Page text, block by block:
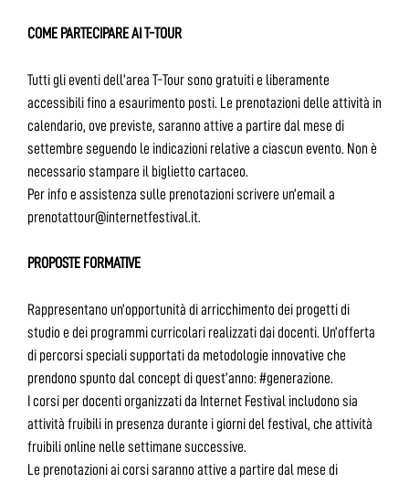
COME PARTECIPARE AI T-TOUR
Tutti gli eventi dell’area T-Tour sono gratuiti e liberamente
accessibili fino a esaurimento posti. Le prenotazioni delle attività in
calendario, ove previste, saranno attive a partire dal mese di
settembre seguendo le indicazioni relative a ciascun evento. Non è
necessario stampare il biglietto cartaceo.
Per info e assistenza sulle prenotazioni scrivere un’email a
prenotattour@internetfestival.it.
PROPOSTE FORMATIVE
Rappresentano un’opportunità di arricchimento dei progetti di
studio e dei programmi curricolari realizzati dai docenti. Un’offerta
di percorsi speciali supportati da metodologie innovative che
prendono spunto dal concept di quest’anno: #generazione.
I corsi per docenti organizzati da Internet Festival includono sia
attività fruibili in presenza durante i giorni del festival, che attività
fruibili online nelle settimane successive.
Le prenotazioni ai corsi saranno attive a partire dal mese di